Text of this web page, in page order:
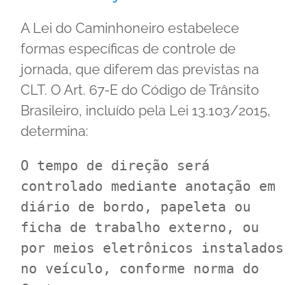
A Lei do Caminhoneiro estabelece
formas específicas de controle de
jornada, que diferem das previstas na
CLT. O Art. 67-E do Código de Trânsito
Brasileiro, incluído pela Lei 13.103/2015,
determina:
O tempo de direção será
controlado mediante anotação em
diário de bordo, papeleta ou
ficha de trabalho externo, ou
por meios eletrônicos instalados
no veículo, conforme norma do